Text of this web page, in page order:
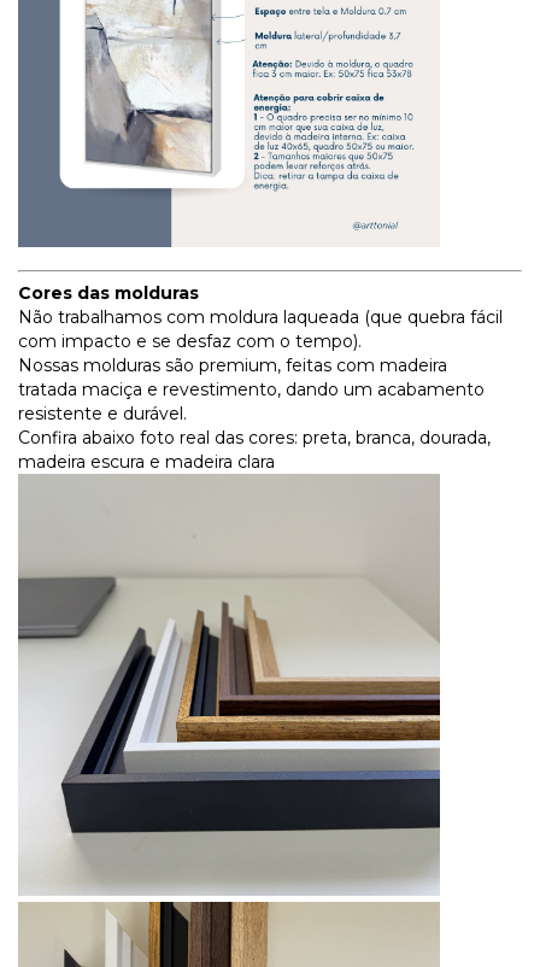
Cores das molduras
Não trabalhamos com moldura laqueada (que quebra fácil
com impacto e se desfaz com o tempo).
Nossas molduras são premium, feitas com madeira
tratada maciça e revestimento, dando um acabamento
resistente e durável.
Confira abaixo foto real das cores: preta, branca, dourada,
madeira escura e madeira clara